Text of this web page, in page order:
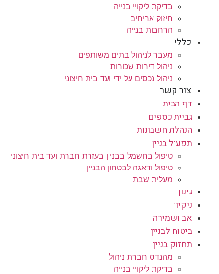
בדיקת ליקויי בנייה
חיזוק אריחים
הרחבות בנייה
כללי
מעבר לניהול בתים משותפים
ניהול דירות שכורות
ניהול נכסים על ידי ועד בית חיצוני
צור קשר
דף הבית
גביית כספים
הנהלת חשבונות
תפעול בניין
טיפול בחשמל בבניין בעזרת חברת ועד בית חיצוני
טיפול ודאגה לבטחון הבניין
מעלית שבת
גינון
ניקיון
אב ושמירה
ביטוח לבניין
תחזוק בניין
מהנדס חברת ניהול
בדיקת ליקויי בנייה